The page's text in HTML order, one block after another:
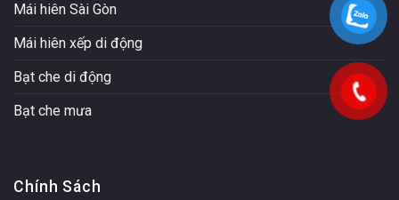
Mái hiên Sài Gòn
Mái hiên xếp di động
Bạt che di động
Bạt che mưa
Chính Sách